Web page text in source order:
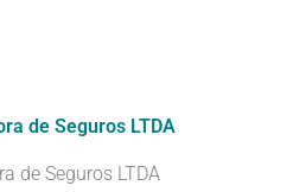
de Seguros LTDA
de Seguros LTDA